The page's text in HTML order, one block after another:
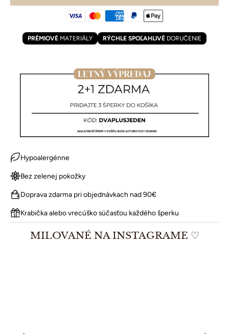
PRÉMIOVÉ MATERIÁLY RÝCHLE SPOĽAHLIVÉ DORUČENIE
Hypoalergénne
Bez zelenej pokožky
Doprava zdarma pri objednávkach nad 90€
Krabička alebo vrecúško súčasťou každého šperku
MILOVANÉ NA INSTAGRAME ♡